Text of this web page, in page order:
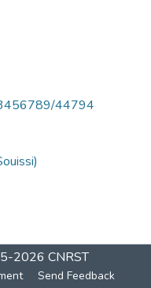
44794
2026 CNRST
Send Feedback